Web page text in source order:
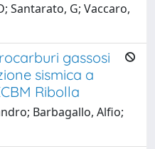
Santarato, G; Vaccaro,
gassosi
sismica a
Ribolla
Barbagallo, Alfio;